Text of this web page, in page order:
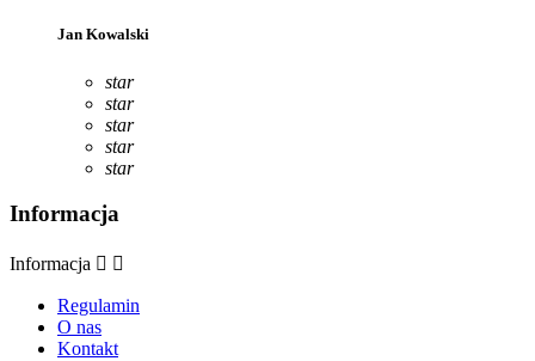
Jan Kowalski
star
star
star
star
star
Informacja
Informacja  
Regulamin
O nas
Kontakt